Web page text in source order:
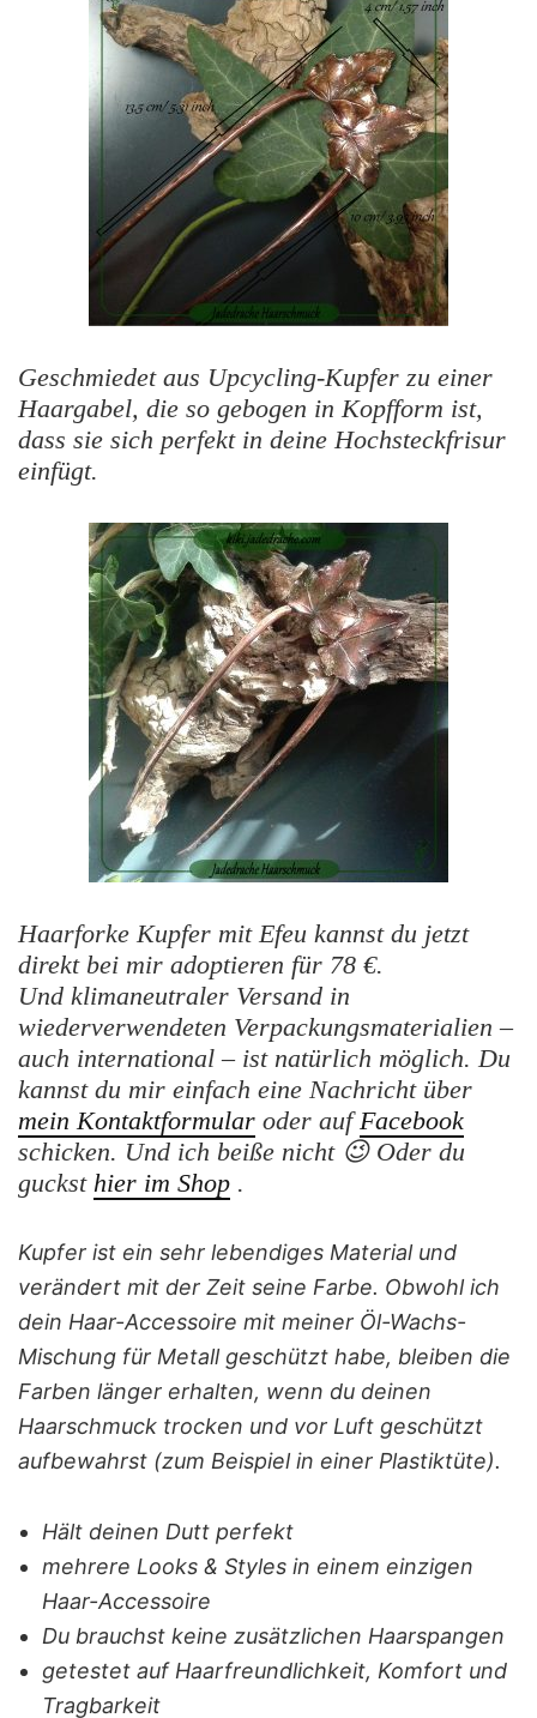
Geschmiedet aus Upcycling-Kupfer zu einer
Haargabel, die so gebogen in Kopfform ist,
dass sie sich perfekt in deine Hochsteckfrisur
einfügt.
Haarforke Kupfer mit Efeu kannst du jetzt
direkt bei mir adoptieren für 78 €.
Und klimaneutraler Versand in
wiederverwendeten Verpackungsmaterialien –
auch international – ist natürlich möglich. Du
kannst du mir einfach eine Nachricht über
mein Kontaktformular oder aufFacebook
schicken. Und ich beiße nicht 😉 Oder du
guckst hier im Shop .
Kupfer ist ein sehr lebendiges Material und
verändert mit der Zeit seine Farbe. Obwohl ich
dein Haar-Accessoire mit meiner Öl-Wachs-
Mischung für Metall geschützt habe, bleiben die
Farben länger erhalten, wenn du deinen
Haarschmuck trocken und vor Luft geschützt
aufbewahrst (zum Beispiel in einer Plastiktüte).
Hält deinen Dutt perfekt
mehrere Looks & Styles in einem einzigen
Haar-Accessoire
Du brauchst keine zusätzlichen Haarspangen
getestet auf Haarfreundlichkeit, Komfort und
Tragbarkeit